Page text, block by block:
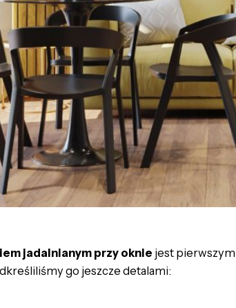
jadalnianym przy oknie jest
go jeszcze detalami: